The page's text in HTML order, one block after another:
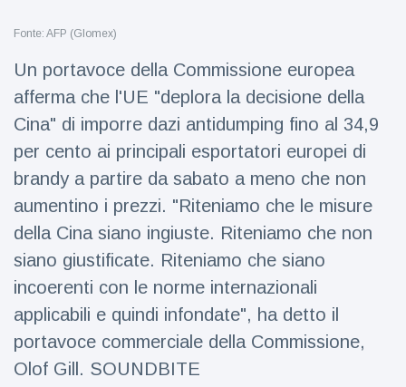
Ultime notizie
Dylan
Sprouse e
Barbara
Palvin
rivelano di
aspettare
una
bambina
Visualizzazioni
Millie Bobby
Brown
incoraggia
sua figlia ad
essere
creativa
15 July
72
Anne
Hathaway
definisce
Tom
14 July
31
Visualizzazioni
Fonte: AFP (Glomex)
Un portavoce della Commissione europea
afferma che l'UE "deplora la decisione della
Cina" di imporre dazi antidumping fino al 34,9
per cento ai principali esportatori europei di
brandy a partire da sabato a meno che non
aumentino i prezzi. "Riteniamo che le misure
della Cina siano ingiuste. Riteniamo che non
siano giustificate. Riteniamo che siano
incoerenti con le norme internazionali
applicabili e quindi infondate", ha detto il
portavoce commerciale della Commissione,
Olof Gill. SOUNDBITE